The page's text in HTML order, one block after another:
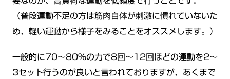
（普段運動不足の方は筋肉自体が刺激に慣れていないた
め、軽い運動から様子をみることをオススメします。）
一般的に70～80％の力で8回～12回ほどの運動を2～
3セット行うのが良いと言われておりますが、あくまで